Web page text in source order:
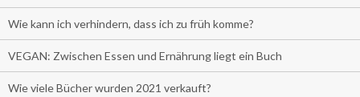
Wie kann ich verhindern, dass ich zu früh komme?
VEGAN: Zwischen Essen und Ernährung liegt ein Buch
Wie viele Bücher wurden 2021 verkauft?